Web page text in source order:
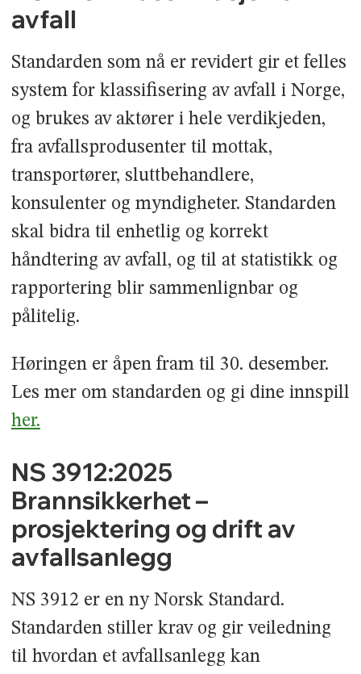
avfall
Standarden som nå er revidert gir et felles
system for klassifisering av avfall i Norge,
og brukes av aktører i hele verdikjeden,
fra avfallsprodusenter til mottak,
transportører, sluttbehandlere,
konsulenter og myndigheter. Standarden
skal bidra til enhetlig og korrekt
håndtering av avfall, og til at statistikk og
rapportering blir sammenlignbar og
pålitelig.
Høringen er åpen fram til 30. desember.
Les mer om standarden og gi dine innspill
her.
NS 3912:2025
Brannsikkerhet –
prosjektering og drift av
avfallsanlegg
NS 3912 er en ny Norsk Standard.
Standarden stiller krav og gir veiledning
til hvordan et avfallsanlegg kan